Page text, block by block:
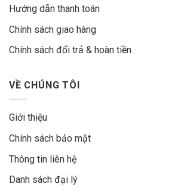
Hướng dẫn thanh toán
Chính sách giao hàng
Chính sách đổi trả & hoàn tiền
VỀ CHÚNG TÔI
Giới thiệu
Chính sách bảo mật
Thông tin liên hệ
Danh sách đại lý